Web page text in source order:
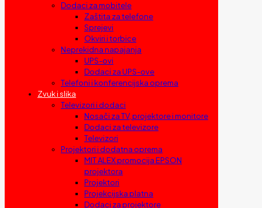
Dodaci za mobitele
Zaštita za telefone
Sprejevi
Okviri i torbice
Neprekidna napajanja
UPS-ovi
Dodaci za UPS-ove
Telefoni i konferencijska oprema
Zvuk i slika
Televizori i dodaci
Nosači za TV, projektore i monitore
Dodaci za televizore
Televizori
Projektori i dodatna oprema
MIT ALEX promocija EPSON
projektora
Projektori
Projekcijska platna
Dodaci za projektore